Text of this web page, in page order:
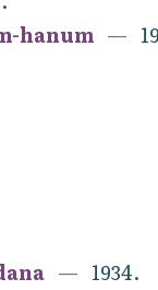
hanum
1934.